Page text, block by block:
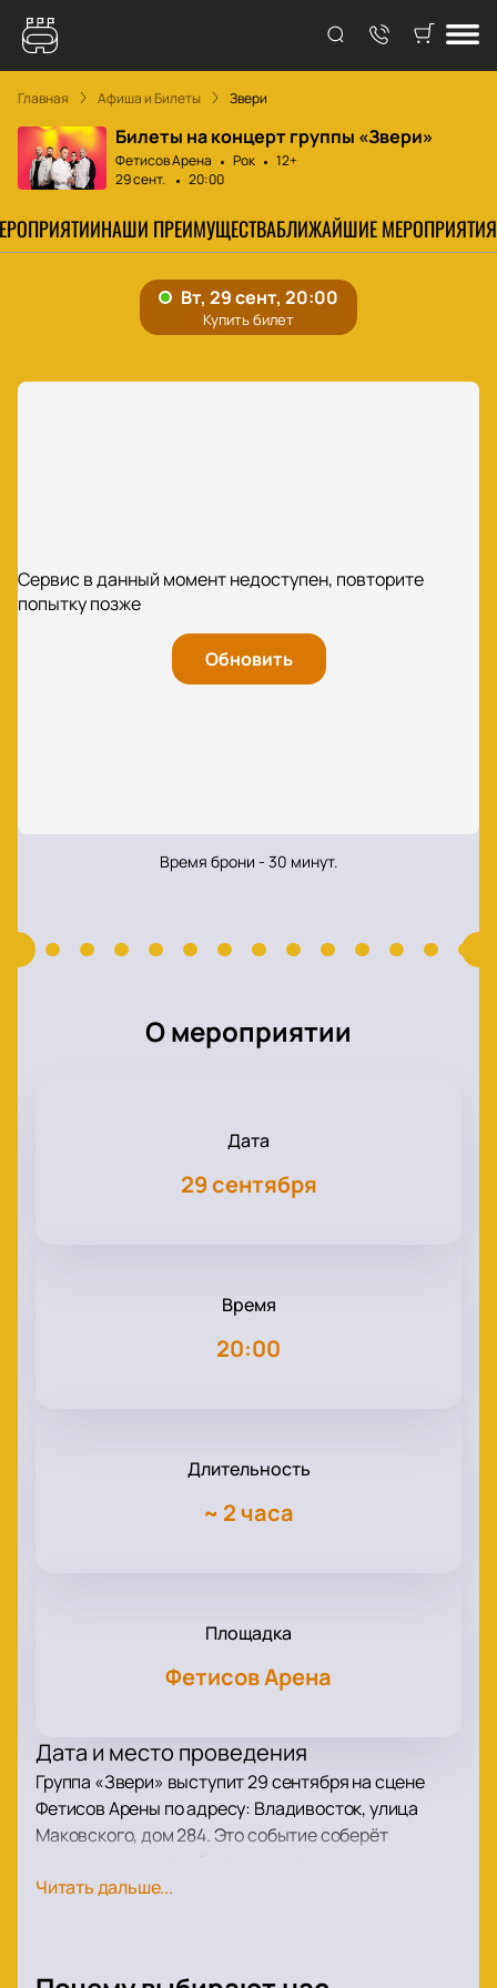
Главная Афиша и Билеты Звери
Билеты на концерт группы «Звери»
Фетисов Арена Рок
12+
29 сент.
20:00
НАШИ ПРЕИМУЩЕСТВАБЛИЖАЙШИЕ МЕРОПРИЯТИЯ
Сервис в данный момент недоступен, повторите
попытку позже
Обновить
Время брони - 30 минут.
О мероприятии
Дата
29 сентября
Время
20:00
Длительность
~ 2 часа
Площадка
Фетисов Арена
Дата и место проведения
Группа «Звери» выступит 29 сентября на сцене
Фетисов Арены по адресу: Владивосток, улица
Маковского, дом 284. Это событие соберёт
самых заметных концертов осени в городе.
Роман Билык основал коллектив «Звери» в 2000
Читать дальше...